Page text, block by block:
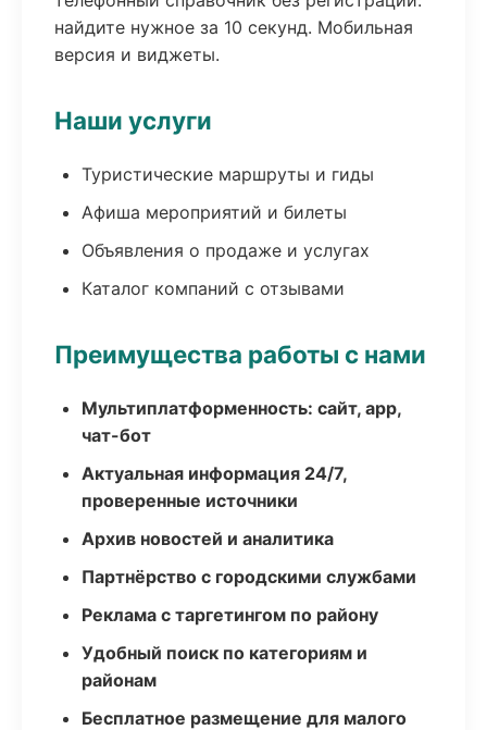
найдите нужное за 10 секунд. Мобильная
версия и виджеты.
Наши услуги
Туристические маршруты и гиды
Афиша мероприятий и билеты
Объявления о продаже и услугах
Каталог компаний с отзывами
Преимущества работы с нами
Мультиплатформенность: сайт, app,
чат-бот
Актуальная информация 24/7,
проверенные источники
Архив новостей и аналитика
Партнёрство с городскими службами
Реклама с таргетингом по району
Удобный поиск по категориям и
районам
Бесплатное размещение для малого